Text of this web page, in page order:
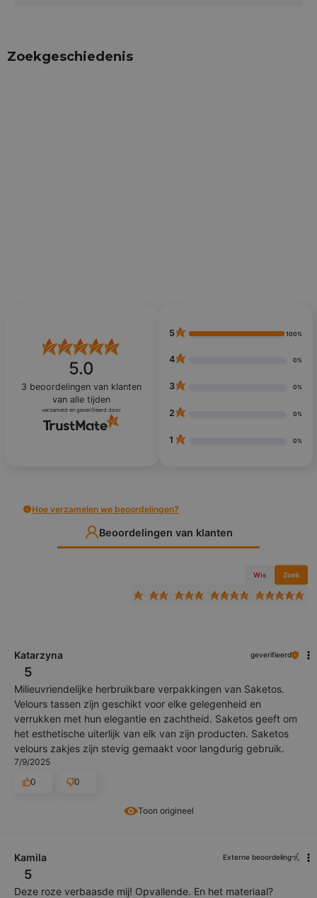
Zoekgeschiedenis
5.0
3 beoordelingen van klanten
van alle tijden
verzameld en geverifieerd door
5 100%
4 0%
3 0%
2 0%
1 0%
Hoe verzamelen we beoordelingen?
Beoordelingen van klanten
Wis Zoek
Toon origineel
Katarzyna geverifieerd
5
Milieuvriendelijke herbruikbare verpakkingen van Saketos.
Velours tassen zijn geschikt voor elke gelegenheid en
verrukken met hun elegantie en zachtheid. Saketos geeft om
het esthetische uiterlijk van elk van zijn producten. Saketos
velours zakjes zijn stevig gemaakt voor langdurig gebruik.
7/9/2025
0
0
Kamila Externe beoordeling
5
Deze roze verbaasde mij! Opvallende. En het materiaal?